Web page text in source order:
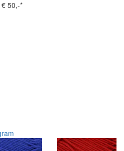
50,-*